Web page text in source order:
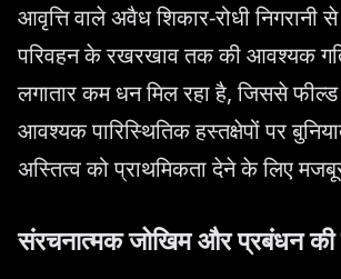
आवृत्ति वाले अवैध शिकार-रोधी निगरानी
परिवहन के रखरखाव तक की आवश्यक
लगातार कम धन मिल रहा है, जिससे
आवश्यक पारिस्थितिक हस्तक्षेपों पर
अस्तित्व को प्राथमिकता देने के लिए
संरचनात्मक जोखिम और प्रबंधन की